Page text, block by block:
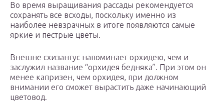
Во время выращивания рассады рекомендуется
сохранять все всходы, поскольку именно из
наиболее невзрачных в итоге появляются самые
яркие и пестрые цветы.
Внешне схизантус напоминает орхидею, чем и
заслужил название “орхидея бедняка”. При этом он
менее капризен, чем орхидея, при должном
внимании его сможет вырастить даже начинающий
цветовод.